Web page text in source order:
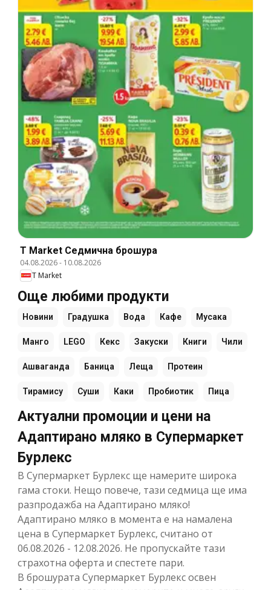
T Market Cедмична брошура
04.08.2026- 10.08.2026
T Market
Още любими продукти
Новини Градушка Вода Кафе Мусака
Манго LEGO Кекс Закуски Книги Чили
Ашваганда Баница Леща Протеин
Тирамису Суши Каки Пробиотик Пица
Актуални промоции и цени на
Адаптирано мляко в Супермаркет
Бурлекс
В Супермаркет Бурлекс ще намерите широка
гама стоки. Нещо повече, тази седмица ще има
разпродажба на Адаптирано мляко!
Адаптирано мляко в момента е на намалена
цена в Супермаркет Бурлекс, считано от
06.08.2026 - 12.08.2026. Не пропускайте тази
страхотна оферта и спестете пари.
В брошурата Супермаркет Бурлекс освен